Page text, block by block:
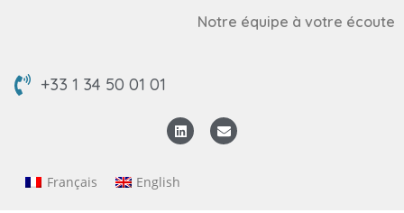
Notre équipe à votre écoute
+33 1 34 50 01 01
Français English